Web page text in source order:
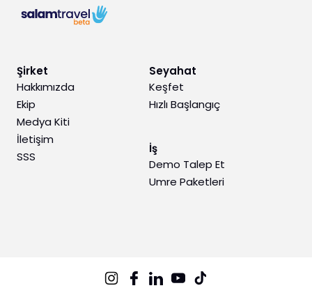
Seyahat
Keşfet
Hızlı Başlangıç
İş
Demo Talep Et
Umre Paketleri
Şirket
Hakkımızda
Ekip
Medya Kiti
İletişim
SSS